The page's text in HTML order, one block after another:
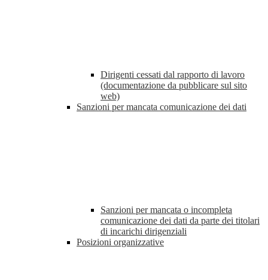
Dirigenti cessati dal rapporto di lavoro
(documentazione da pubblicare sul sito
web)
Sanzioni per mancata comunicazione dei dati
Sanzioni per mancata o incompleta
comunicazione dei dati da parte dei titolari
di incarichi dirigenziali
Posizioni organizzative